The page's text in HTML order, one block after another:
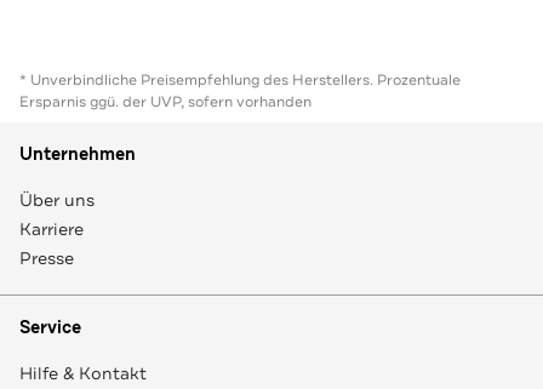
* Unverbindliche Preisempfehlung des Herstellers. Prozentuale
Ersparnis ggü. der UVP, sofern vorhanden
Unternehmen
Über uns
Karriere
Presse
Service
Hilfe & Kontakt